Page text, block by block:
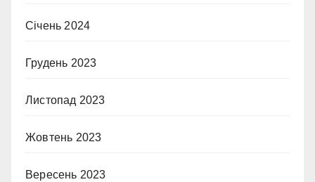
Січень 2024
Грудень 2023
Листопад 2023
Жовтень 2023
Вересень 2023